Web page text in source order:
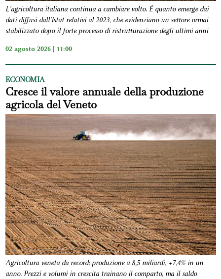
L'agricoltura italiana continua a cambiare volto. È quanto emerge dai
dati diffusi dall'Istat relativi al 2023, che evidenziano un settore ormai
stabilizzato dopo il forte processo di ristrutturazione degli ultimi anni
02 agosto 2026 | 11:00
ECONOMIA
Cresce il valore annuale della produzione
agricola del Veneto
Agricoltura veneta da record: produzione a 8,5 miliardi, +7,4% in un
anno. Prezzi e volumi in crescita trainano il comparto, ma il saldo